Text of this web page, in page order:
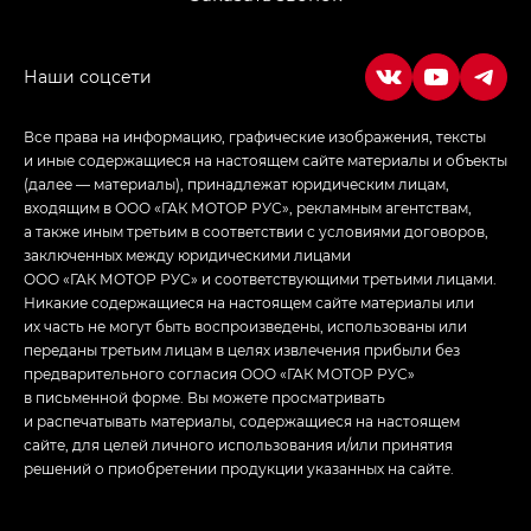
Все права на информацию, графические изображения, тексты
и иные содержащиеся на настоящем сайте материалы и объекты
(далее — материалы), принадлежат юридическим лицам,
входящим в ООО «ГАК МОТОР РУС», рекламным агентствам,
а также иным третьим в соответствии с условиями договоров,
заключенных между юридическими лицами
ООО «ГАК МОТОР РУС» и соответствующими третьими лицами.
Никакие содержащиеся на настоящем сайте материалы или
их часть не могут быть воспроизведены, использованы или
переданы третьим лицам в целях извлечения прибыли без
предварительного согласия ООО «ГАК МОТОР РУС»
в письменной форме. Вы можете просматривать
и распечатывать материалы, содержащиеся на настоящем
сайте, для целей личного использования и/или принятия
решений о приобретении продукции указанных на сайте.